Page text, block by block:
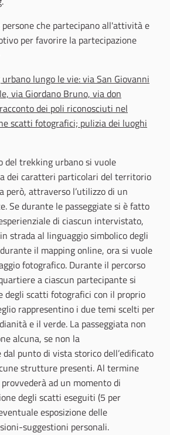
persone che partecipano all'attività e
per favorire la partecipazione
lungo le vie: via San Giovanni
via Giordano Bruno, via don
dei poli riconosciuti nel
scatti fotografici; pulizia dei luoghi
del trekking urbano si vuole
dei caratteri particolari del territorio
però, attraverso l’utilizzo di un
Se durante le passeggiate si è fatto
di ciascun intervistato,
strada al linguaggio simbolico degli
il mapping online, ora si vuole
fotografico. Durante il percorso
a ciascun partecipante si
degli scatti fotografici con il proprio
rappresentino i due temi scelti per
e il verde. La passeggiata non
alcuna, se non la
punto di vista storico dell’edificato
strutture presenti. Al termine
ad un momento di
degli scatti eseguiti (5 per
esposizione delle
suggestioni personali.